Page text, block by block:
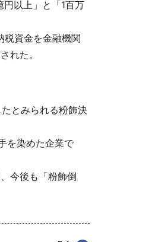
以上」と「1百万
税資金を金融機関
れた。
とみられる粉飾決
を染めた企業で
今後も「粉飾倒